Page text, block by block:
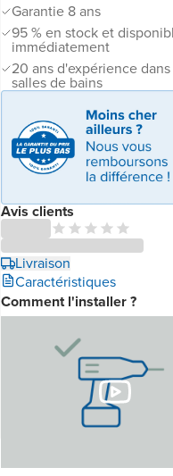
Garantie 8 ans
95 % en stock et
immédiatement
20 ans d'expérience
salles de bains
Avis clients
Livraison
Caractéristiques
Comment l'installer ?